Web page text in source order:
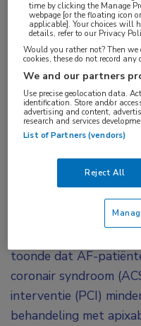
Bij patiënten met
recent ACS en/of PCI
krijgen, heeft
vitamine K-
een recente analyse
waarin de afweging
van antitrombotische
patiëntencategorie
uitkomsten
toonde dat AF-
coronair syndroom
interventie (PCI)
behandeling met
vitamine K-antagonist
time by clicking the Manage
webpage [or the floating icon
applicable]. Your choices will
details, refer to our Privacy
Would you rather not? Then
cookies, these do not record
We and our partners
Use precise geolocation data.
identification. Store and/or
advertising and content,
research and services
List of Partners (vendors)
Reject All